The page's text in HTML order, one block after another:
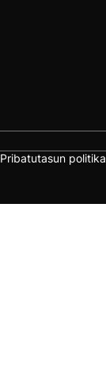
Pribatutasun politika